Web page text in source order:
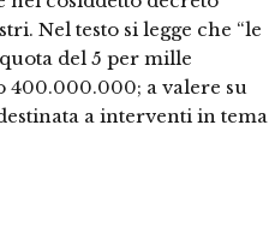
Nel testo si legge che “le
del 5 per mille
400.000.000; a valere su
a interventi in tema